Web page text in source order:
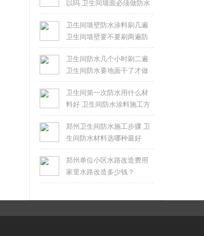
以吗 卫生间墙面必须做防水
吗？
卫生间墙壁防水涂料刷几遍
卫生间墙壁要不要刷两遍防
水
卫生间防水几个小时刷二遍
卫生间防水要地面干了才做
吗
卫生间第一次防水用什么材
料好 卫生间防水涂料施工方
法
郑州卫生间防水施工步骤 卫
生间防水材料选哪种最好
郑州单位小区水路改造费用
家里水路改造多少钱？